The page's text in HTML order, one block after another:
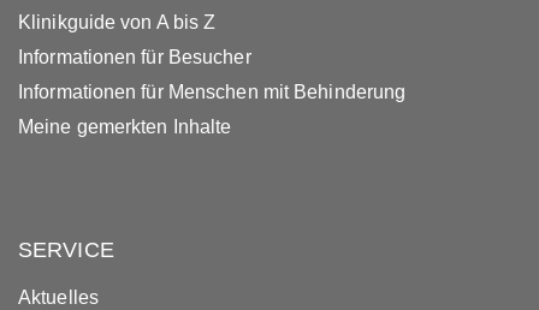
Klinikguide von A bis Z
Informationen für Besucher
Informationen für Menschen mit Behinderung
Meine gemerkten Inhalte
SERVICE
Aktuelles